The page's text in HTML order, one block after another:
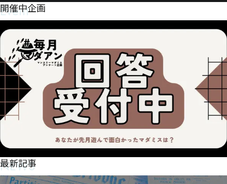
Event
開催中企画
NEWS
最新記事